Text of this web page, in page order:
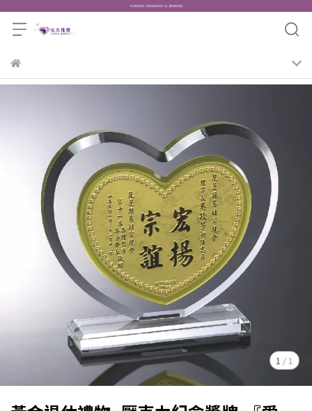
1 /1